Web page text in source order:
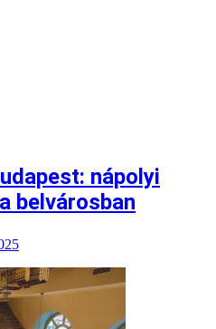
nápolyi
belvárosban